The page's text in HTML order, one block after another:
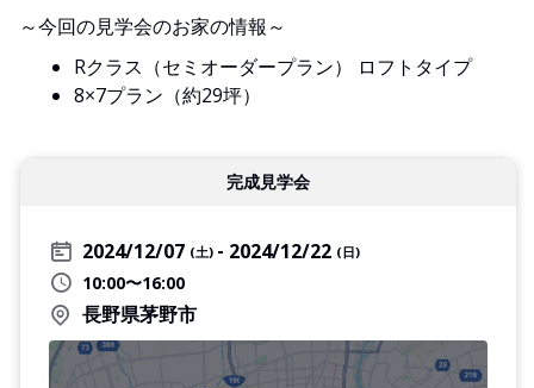
～今回の見学会のお家の情報～
Rクラス（セミオーダープラン） ロフトタイプ
8×7プラン（約29坪）
完成見学会
2024/12/07 (土) 2024/12/22 (日)
10:00〜16:00
長野県茅野市